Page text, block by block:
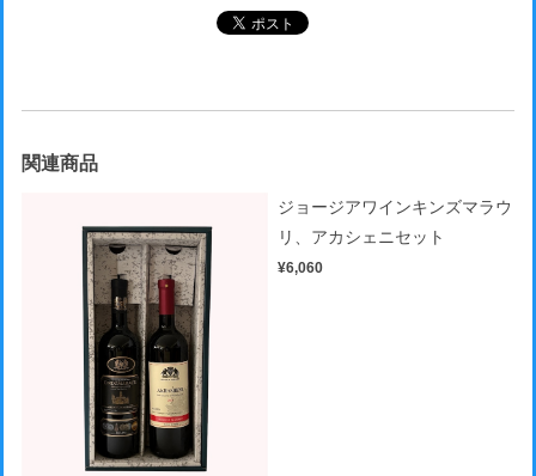
関連商品
ジョージアワインキンズマラウ
リ、アカシェニセット
¥6,060